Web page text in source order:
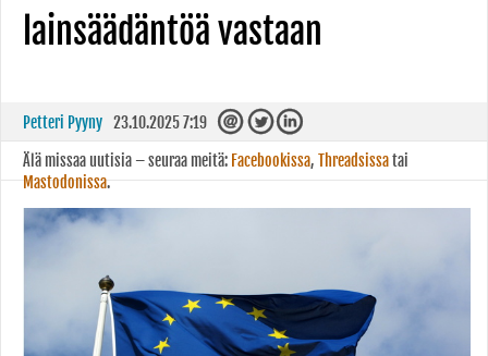
lainsäädäntöä vastaan
Petteri Pyyny 23.10.2025 7:19
Älä missaa uutisia – seuraa meitä: Facebookissa, Threadsissatai
Mastodonissa.